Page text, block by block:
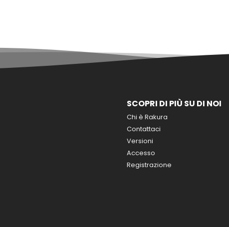
SCOPRI DI PIÙ SU DI NOI
Chi è Rakura
Contattaci
Versioni
Accesso
Registrazione